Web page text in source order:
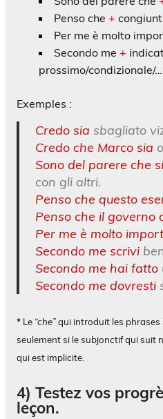
Penso che +
Per me è molto
Secondo me +
prossimo/condizionale/…
Exemples :
Credo sia sbagliato
Credo che Marco sia
Sono del parere che
con gli altri.
Penso che questo
Penso che il governo
Per me è molto
Secondo me scrivi
Secondo me hai fatto
Secondo me dovresti
* Le “che”qui introduit les phrases
seulement si le subjonctif qui suit
qui est implicite.
4) Testez vos
leçon.